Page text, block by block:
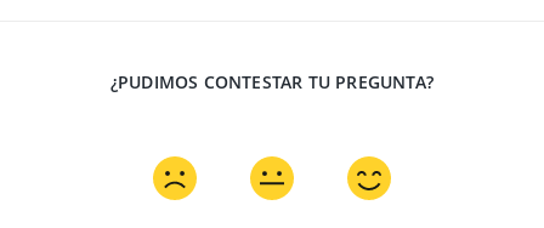
¿PUDIMOS CONTESTAR TU PREGUNTA?